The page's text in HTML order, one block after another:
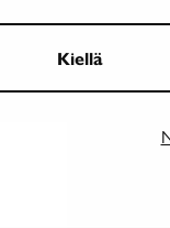
Kiellä
hidastui